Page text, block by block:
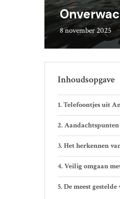
8 november 2025
Inhoudsopgave
Telefoontjes uit
Aandachtspunten
Het herkennen
Veilig omgaan
De meest gestelde